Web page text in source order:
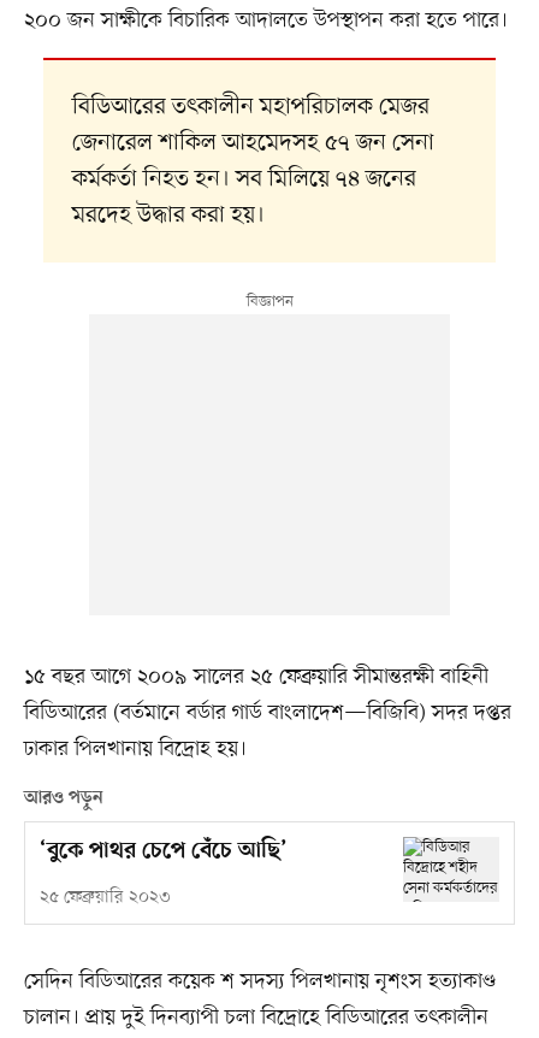
২০০ জন সাক্ষীকে বিচারিক আদালতে উপস্থাপন করা হতে পারে।
বিডিআরের তৎকালীন মহাপরিচালক মেজর
জেনারেল শাকিল আহমেদসহ ৫৭ জন সেনা
কর্মকর্তা নিহত হন। সব মিলিয়ে ৭৪ জনের
মরদেহ উদ্ধার করা হয়।
১৫ বছর আগে ২০০৯ সালের ২৫ ফেব্রুয়ারি সীমান্তরক্ষী বাহিনী
বিডিআরের (বর্তমানে বর্ডার গার্ড বাংলাদেশ—বিজিবি) সদর দপ্তর
ঢাকার পিলখানায় বিদ্রোহ হয়।
আরও পড়ুন
‘বুকে পাথর চেপে বেঁচে আছি’
২৫ ফেব্রুয়ারি ২০২৩
সেদিন বিডিআরের কয়েক শ সদস্য পিলখানায় নৃশংস হত্যাকাণ্ড
চালান। প্রায় দুই দিনব্যাপী চলা বিদ্রোহে বিডিআরের তৎকালীন